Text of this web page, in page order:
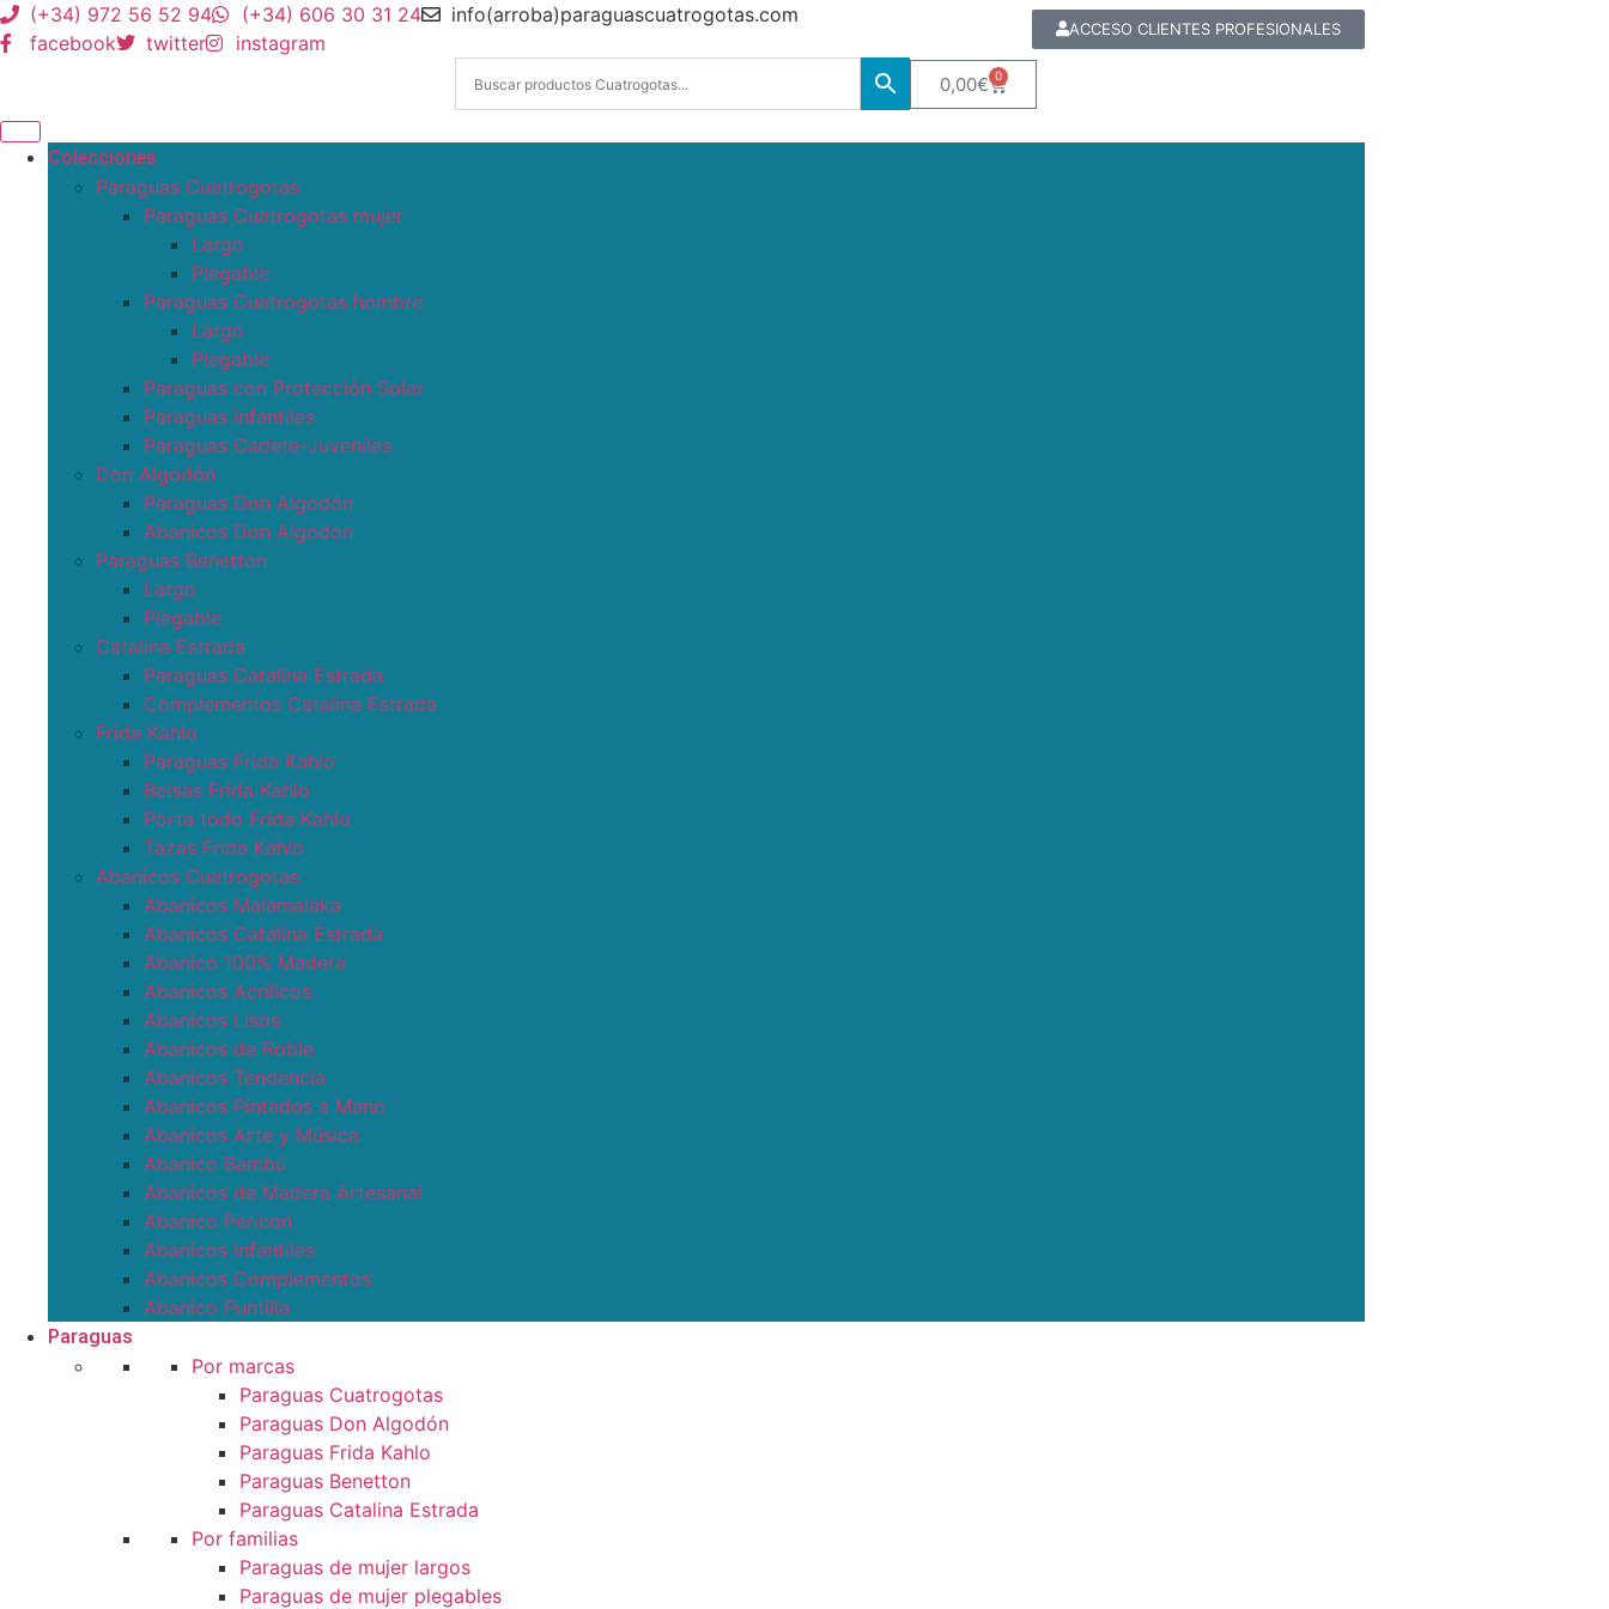
(+34) 972 56 52 94 (+34) 606 30 31 24
info(arroba)paraguascuatrogotas.com
facebook
twitter instagram
ACCESO CLIENTES PROFESIONALES
0,00€ 0
Colecciones
Paraguas Cuatrogotas
Paraguas Cuatrogotas mujer
Largo
Plegable
Paraguas Cuatrogotas hombre
Largo
Plegable
Paraguas con Protección Solar
Paraguas infantiles
Paraguas Cadete-Juveniles
Don Algodón
Paraguas Don Algodón
Abanicos Don Algodon
Paraguas Benetton
Largo
Plegable
Catalina Estrada
Paraguas Catalina Estrada
Complementos Catalina Estrada
Frida Kahlo
Paraguas Frida Kahlo
Bolsas Frida Kahlo
Porta todo Frida Kahlo
Tazas Frida Kahlo
Abanicos Cuatrogotas
Abanicos Malamalaka
Abanicos Catalina Estrada
Abanico 100% Madera
Abanicos Acrílicos
Abanicos Lisos
Abanicos de Roble
Abanicos Tendencia
Abanicos Pintados a Mano
Abanicos Arte y Música
Abanico Bambú
Abanicos de Madera Artesanal
Abanico Pericon
Abanicos Infantiles
Abanicos Complementos
Abanico Puntilla
Paraguas
Por marcas
Paraguas Cuatrogotas
Paraguas Don Algodón
Paraguas Frida Kahlo
Paraguas Benetton
Paraguas Catalina Estrada
Por familias
Paraguas de mujer largos
Paraguas de mujer plegables